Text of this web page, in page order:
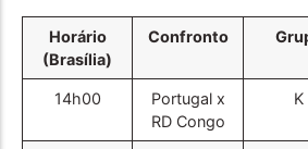
Horário
(Brasília)
Confronto
14h00
Portugal x
RD Congo
K